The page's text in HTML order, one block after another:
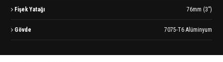
Fişek Yatağı 76mm (3”)
Gövde 7075-T6 Alüminyum